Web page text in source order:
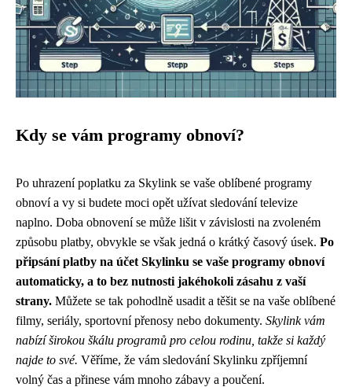
Kdy se vám programy obnoví?
Po uhrazení poplatku za Skylink se vaše oblíbené programy
obnoví a vy si budete moci opět užívat sledování televize
naplno. Doba obnovení se může lišit v závislosti na zvoleném
způsobu platby, obvykle se však jedná o krátký časový úsek. Po
připsání platby na účet Skylinku se vaše programy obnoví
automaticky, a to bez nutnosti jakéhokoli zásahu z vaší
strany. Můžete se tak pohodlně usadit a těšit se na vaše oblíbené
filmy, seriály, sportovní přenosy nebo dokumenty. Skylink vám
nabízí širokou škálu programů pro celou rodinu, takže si každý
najde to své. Věříme, že vám sledování Skylinku zpříjemní
volný čas a přinese vám mnoho zábavy a poučení.